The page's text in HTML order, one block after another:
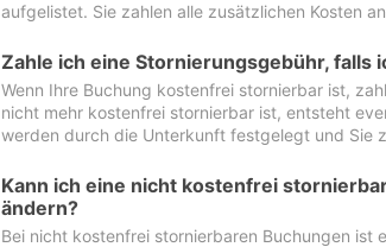
aufgelistet. Sie zahlen alle zusätzlichen Kosten
Zahle ich eine Stornierungsgebühr, falls
Wenn Ihre Buchung kostenfrei stornierbar ist,
nicht mehr kostenfrei stornierbar ist, entsteht
werden durch die Unterkunft festgelegt und Sie
Kann ich eine nicht kostenfrei
ändern?
Bei nicht kostenfrei stornierbaren Buchungen ist